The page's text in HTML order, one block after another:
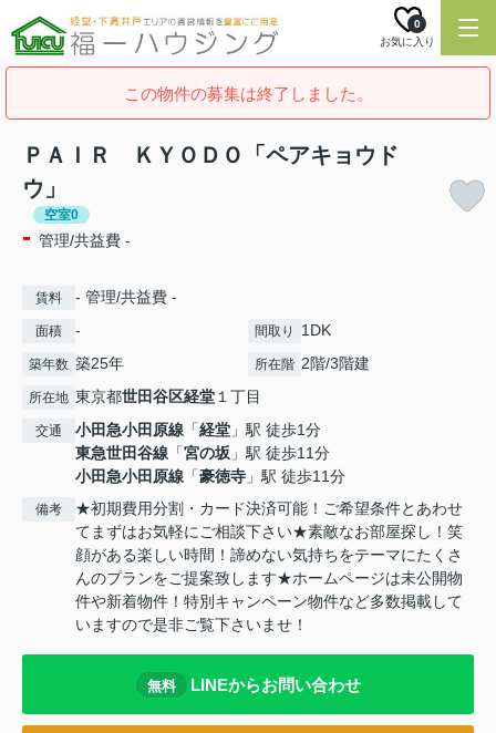
お気に入り
0
この物件の募集は終了しました。
ＰＡＩＲ ＫＹＯＤＯ「ペアキョウド
ウ」
空室0
- 管理/共益費 -
賃料 - 管理/共益費 -
面積 - 間取り 1DK
築年数 築25年 所在階 2階/3階建
所在地 東京都世田谷区経堂 １丁目
交通 小田急小田原線 「経堂 」駅 徒歩1分
東急世田谷線 「宮の坂 」駅 徒歩11分
小田急小田原線 「豪徳寺 」駅 徒歩11分
備考
★初期費用分割・カード決済可能！ご希望条件とあわせ
てまずはお気軽にご相談下さい★素敵なお部屋探し！笑
顔がある楽しい時間！諦めない気持ちをテーマにたくさ
んのプランをご提案致します★ホームページは未公開物
件や新着物件！特別キャンペーン物件など多数掲載して
いますので是非ご覧下さいませ！
無料 LINEからお問い合わせ